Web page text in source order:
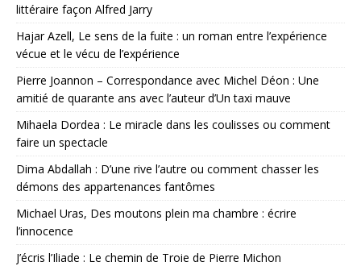
littéraire façon Alfred Jarry
Hajar Azell, Le sens de la fuite : un roman entre l’expérience
vécue et le vécu de l’expérience
Pierre Joannon – Correspondance avec Michel Déon : Une
amitié de quarante ans avec l’auteur d’Un taxi mauve
Mihaela Dordea : Le miracle dans les coulisses ou comment
faire un spectacle
Dima Abdallah : D’une rive l’autre ou comment chasser les
démons des appartenances fantômes
Michael Uras, Des moutons plein ma chambre : écrire
l’innocence
J’écris l’Iliade : Le chemin de Troie de Pierre Michon